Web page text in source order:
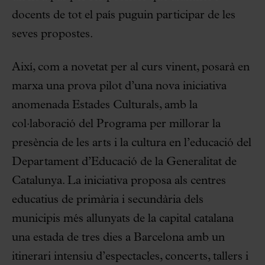
docents de tot el país puguin participar de les
seves propostes.
Així, com a novetat per al curs vinent, posarà en
marxa una prova pilot d’una nova iniciativa
anomenada Estades Culturals, amb la
col·laboració del Programa per millorar la
presència de les arts i la cultura en l’educació del
Departament d’Educació de la Generalitat de
Catalunya. La iniciativa proposa als centres
educatius de primària i secundària dels
municipis més allunyats de la capital catalana
una estada de tres dies a Barcelona amb un
itinerari intensiu d’espectacles, concerts, tallers i